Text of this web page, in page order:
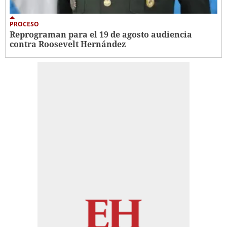
PROCESO
Reprograman para el 19 de agosto audiencia
contra Roosevelt Hernández